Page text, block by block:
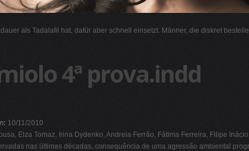
als Tadalafil hat, dafür aber schnell einsetzt. Männer, die diskret
4ª prova.indd
: 10/11/2010
Elza Tomaz, Irina Dydenko, Andreia Ferrão, Fátima Ferreira, Filipe
nas últimas décadas, consequência de uma agressão ambiental